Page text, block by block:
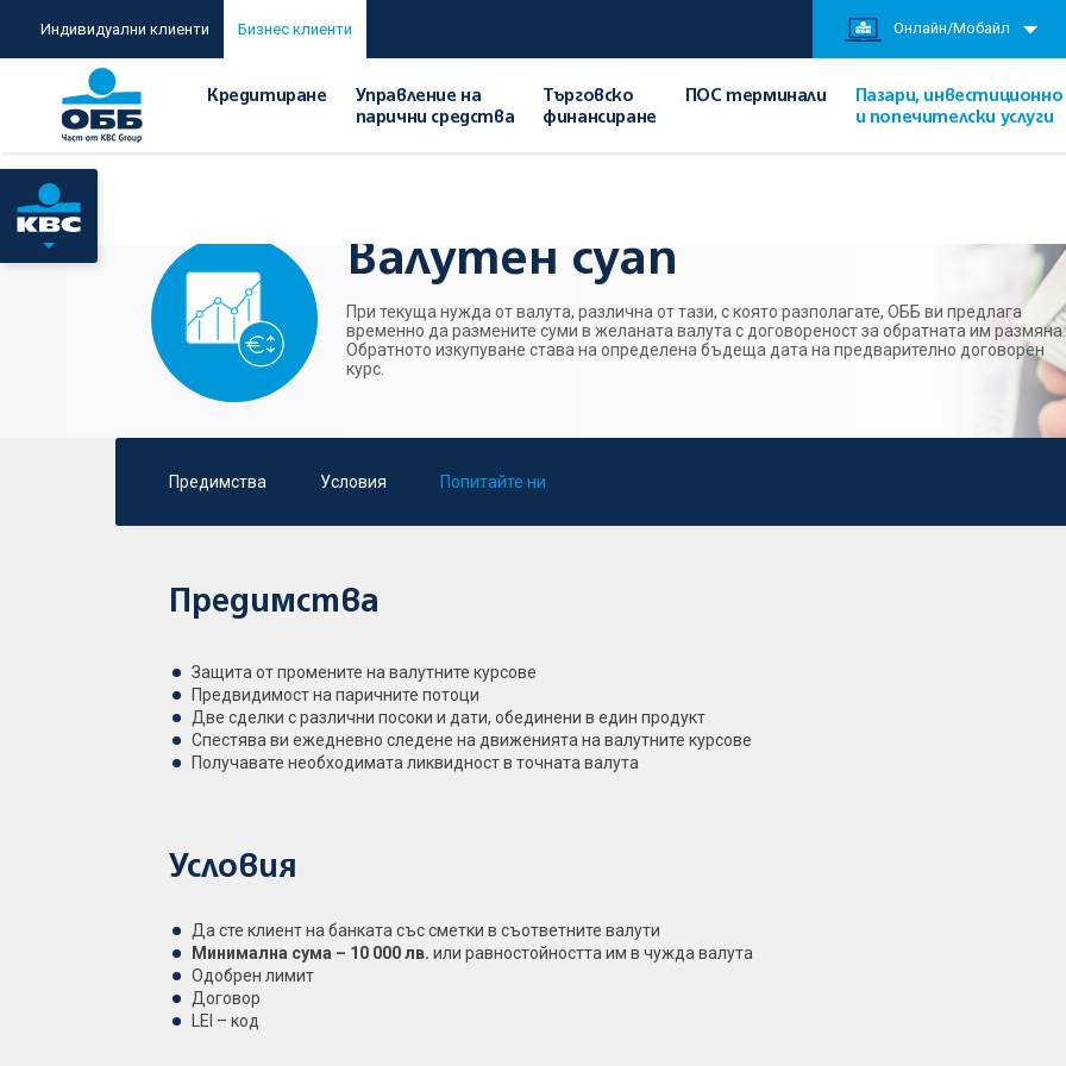
Индивидуални клиенти Бизнес клиенти Онлайн/Мобайл
Кредитиране
Управление на
парични средства
Търговско
финансиране
ПОС терминали
Пазари,
и попечителски услуги
Валутен суап
При текуща нужда от валута, различна от тази, с която разполагате, ОББ ви предлага
временно да размените суми в желаната валута с договореност за обратната им размяна.
Обратното изкупуване става на определена бъдеща дата на предварително договорен
курс.
Предимства Условия Попитайте ни
Предимства
Защита от промените на валутните курсове
Предвидимост на паричните потоци
Две сделки с различни посоки и дати, обединени в един продукт
Спестява ви ежедневно следене на движенията на валутните курсове
Получавате необходимата ликвидност в точната валута
Условия
Да сте клиент на банката със сметки в съответните валути
Минимална сума – 10 000 лв. или равностойността им в чужда валута
Одобрен лимит
Договор
LEI – код